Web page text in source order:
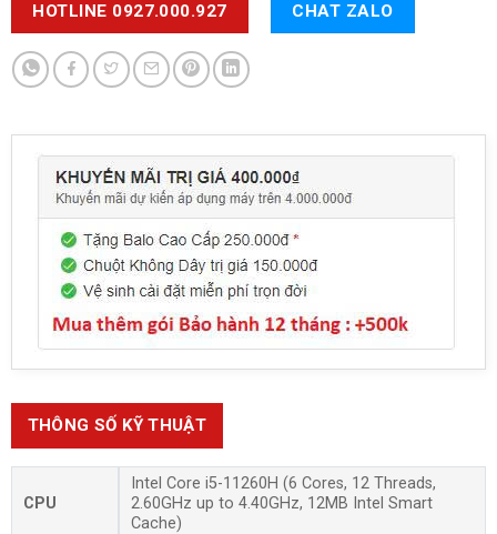
HOTLINE 0927.000.927 CHAT ZALO
THÔNG SỐ KỸ THUẬT
CPU
Intel Core i5-11260H (6 Cores, 12 Threads,
2.60GHz up to 4.40GHz, 12MB Intel Smart
Cache)